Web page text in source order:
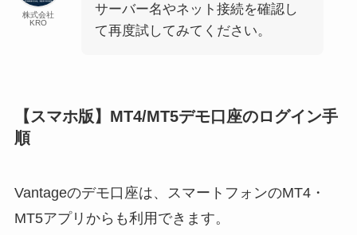
株式会社
KRO
サーバー名やネット接続を確認し
て再度試してみてください。
【スマホ版】MT4/MT5デモ口座のログイン手
順
Vantageのデモ口座は、スマートフォンのMT4・
MT5アプリからも利用できます。